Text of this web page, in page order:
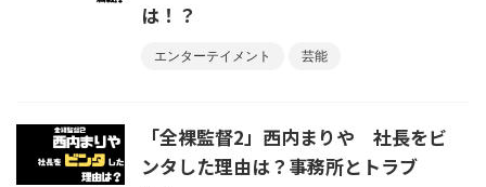
は！？
エンターテイメント 芸能
「全裸監督2」西内まりや 社長をビ
ンタした理由は？事務所とトラブ